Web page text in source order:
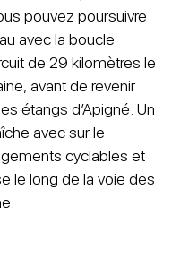
pouvez poursuivre
avec la boucle
de 29 kilomètres le
avant de revenir
étangs d’Apigné. Un
avec sur le
cyclables et
le long de la voie des